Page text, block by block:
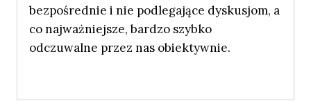
bezpośrednie i nie podlegające dyskusjom, a
co najważniejsze, bardzo szybko
odczuwalne przez nas obiektywnie.